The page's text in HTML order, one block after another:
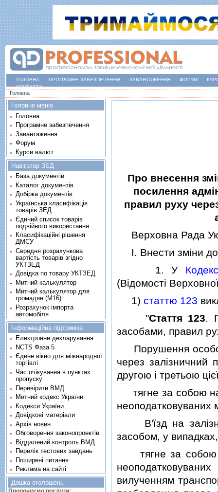
ГОЛОВНА ПРОГРАМНЕ ЗАБЕЗПЕЧЕННЯ ЗАВАНТАЖЕННЯ ФОРУМ
КОНТАКТИ
Ви є тут
Головна
Про внесення
посилення
правил руху
Верховна Рада
I. Внести змiни до
1. У
(Вiдомостi
1) статтю 123
"Стаття 123.
засобами, правил
Порушення
через залiзничний
другою i третьою
тягне за собою
В'їзд на
засобом, у
тягне за собою
вилученням
Головне меню
Головна
Програмне забезпечення
Завантаження
Форум
Курси валют
Навігатор ЗЕД
База документів
Каталог документів
Добірка документів
Українська класифікація
товарів ЗЕД
Єдиний список товарів
подвійного використання
Класифікаційні рішення
ДМСУ
Середня розрахункова
вартість товарів згідно
УКТЗЕД
Довідка по товару УКТЗЕД
Митний калькулятор
Митний калькулятор для
громадян (М16)
Розрахунок імпорта
автомобіля
Інформаційна підтримка
Електронне декларування
NCTS Фаза 5
Єдине вікно для міжнародної
торгівлі
Час очікування в пунктах
пропуску
Перевірити ВМД
Митний кодекс України
Кодекси України
Довідкові матеріали
Архів новин
Обговорення законопроектів
Віддалений контроль ВМД
Перелік тестових завдань
Поширені питання
Реклама на сайті
Дошка оголошень